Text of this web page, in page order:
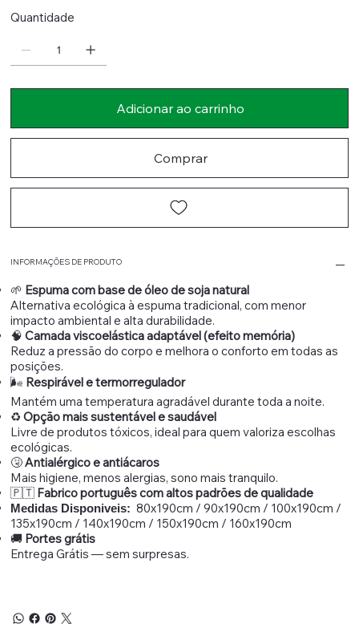
Quantidade
Adicionar ao carrinho
Comprar
INFORMAÇÕES DE PRODUTO
🌱 Espuma com base de óleo de soja natural
Alternativa ecológica à espuma tradicional, com menor
impacto ambiental e alta durabilidade.
🧠Camada viscoelástica adaptável (efeito memória)
Reduz a pressão do corpo e melhora o conforto em todas as
posições.
🌬️ Respirável e termorregulador
Mantém uma temperatura agradável durante toda a noite.
♻️Opção mais sustentável e saudável
Livre de produtos tóxicos, ideal para quem valoriza escolhas
ecológicas.
🤧Antialérgico e antiácaros
Mais higiene, menos alergias, sono mais tranquilo.
🇵🇹 Fabrico português com altos padrões de qualidade
Medidas Disponiveis: 80x190cm / 90x190cm / 100x190cm /
135x190cm / 140x190cm / 150x190cm / 160x190cm
🚚 Portes grátis
Entrega Grátis — sem surpresas.